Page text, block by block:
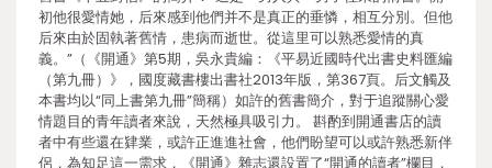
初他很愛情她，后來感到他們并不是真正的垂憐，相互分別。但他
后來由於固執著舊情，患病而逝世。從這里可以熟悉愛情的真
義。”（《開通》第5期，吳永貴編：《平易近國時代出書史料匯編
（第九冊）》，國度藏書樓出書社2013年版，第367頁。后文觸及
本書均以“同上書第九冊”簡稱）如許的舊書簡介，對于追蹤關心愛
情題目的青年讀者來說，天然極具吸引力。 斟酌到開通書店的讀
者中有些還在肄業，或許正進進社會，他們盼望可以或許熟悉新伴
侶，為知足這一需求，《開通》雜志還設置了“開通的讀者”欄目，